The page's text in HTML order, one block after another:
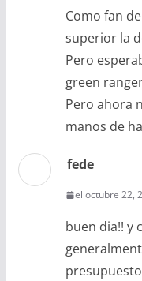
Como fan
superior la
Pero
green
Pero ahora
manos de
fede
el octubre 22,
buen dia!! y